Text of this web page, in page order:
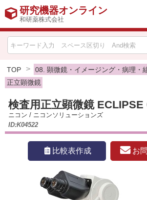
研究機器オンライン
和研薬株式会社
TOP
08. 顕微鏡・イメージング・病理・
正立顕微鏡
検査用正立顕微鏡
ニコン / ニコンソリューションズ
ID:K04522
比較表作成 お
HOME
比較表作成
お知らせ
機器キャンペーン情報一覧
メーカー別索引